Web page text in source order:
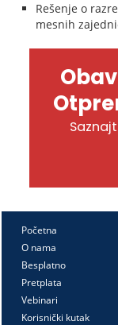
Rešenje o
mesnih
Početna
O nama
Besplatno
Pretplata
Vebinari
Korisnički kutak